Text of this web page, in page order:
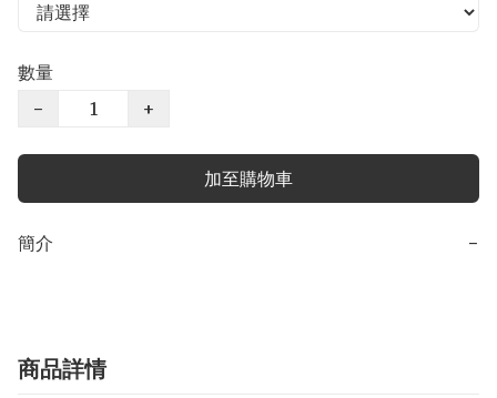
數量
−
+
加至購物車
簡介 −
商品詳情